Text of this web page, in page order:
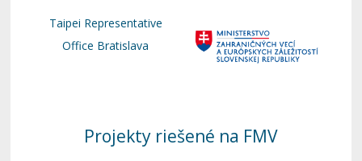
Taipei Representative
Office Bratislava
Projekty riešené na FMV